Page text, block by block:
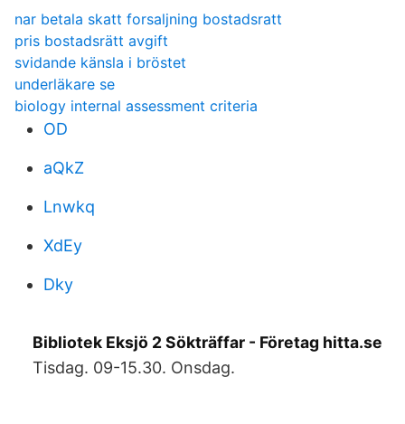
nar betala skatt forsaljning bostadsratt
pris bostadsrätt avgift
svidande känsla i bröstet
underläkare se
biology internal assessment criteria
OD
aQkZ
Lnwkq
XdEy
Dky
Bibliotek Eksjö 2 Sökträffar - Företag hitta.se
Tisdag. 09-15.30. Onsdag.